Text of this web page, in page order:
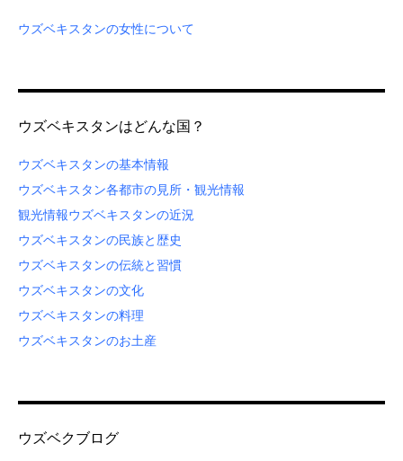
ウズベキスタンの女性について
ウズベキスタンはどんな国？
ウズベキスタンの基本情報
ウズベキスタン各都市の見所・観光情報
観光情報ウズベキスタンの近況
ウズベキスタンの民族と歴史
ウズベキスタンの伝統と習慣
ウズベキスタンの文化
ウズベキスタンの料理
ウズベキスタンのお土産
ウズベクブログ